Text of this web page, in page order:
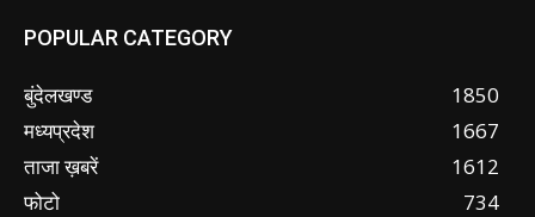
POPULAR CATEGORY
बुंदेलखण्ड
1850
मध्यप्रदेश
1667
ताजा ख़बरें
1612
फोटो
734